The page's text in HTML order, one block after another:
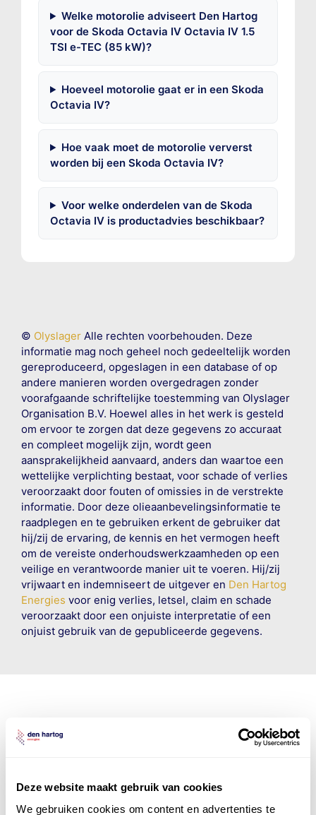
Deze website maakt gebruik van cookies
We gebruiken cookies om content en advertenties te
Welke motorolie adviseert Den Hartog
voor de Skoda Octavia IV Octavia IV 1.5
TSI e-TEC (85 kW)?
Hoeveel motorolie gaat er in een Skoda
Octavia IV?
Hoe vaak moet de motorolie ververst
worden bij een Skoda Octavia IV?
Voor welke onderdelen van de Skoda
Octavia IV is productadvies beschikbaar?
© OlyslagerAlle rechten voorbehouden. Deze
informatie mag noch geheel noch gedeeltelijk worden
gereproduceerd, opgeslagen in een database of op
andere manieren worden overgedragen zonder
voorafgaande schriftelijke toestemming van Olyslager
Organisation B.V. Hoewel alles in het werk is gesteld
om ervoor te zorgen dat deze gegevens zo accuraat
en compleet mogelijk zijn, wordt geen
aansprakelijkheid aanvaard, anders dan waartoe een
wettelijke verplichting bestaat, voor schade of verlies
veroorzaakt door fouten of omissies in de verstrekte
informatie. Door deze olieaanbevelingsinformatie te
raadplegen en te gebruiken erkent de gebruiker dat
hij/zij de ervaring, de kennis en het vermogen heeft
om de vereiste onderhoudswerkzaamheden op een
veilige en verantwoorde manier uit te voeren. Hij/zij
vrijwaart en indemniseert de uitgever en Den Hartog
Energies voor enig verlies, letsel, claim en schade
veroorzaakt door een onjuiste interpretatie of een
onjuist gebruik van de gepubliceerde gegevens.